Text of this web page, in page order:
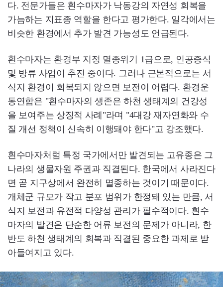
다. 전문가들은 흰수마자가 낙동강의 자연성 회복을
가늠하는 지표종 역할을 한다고 평가한다. 일각에서는
비슷한 환경에서 추가 발견 가능성도 언급된다.
흰수마자는 환경부 지정 멸종위기 1급으로, 인공증식
및 방류 사업이 추진 중이다. 그러나 근본적으로는 서
식지 환경이 회복되지 않으면 보전이 어렵다. 환경운
동연합은 "흰수마자의 생존은 하천 생태계의 건강성
을 보여주는 상징적 사례"라며 "4대강 재자연화와 수
질 개선 정책이 신속히 이행돼야 한다"고 강조했다.
흰수마자처럼 특정 국가에서만 발견되는 고유종은 그
나라의 생물자원 주권과 직결된다. 한국에서 사라진다
면 곧 지구상에서 완전히 멸종하는 것이기 때문이다.
개체군 규모가 작고 분포 범위가 한정돼 있는 만큼, 서
식지 보전과 유전적 다양성 관리가 필수적이다. 흰수
마자의 발견은 단순한 어류 보전의 문제가 아니라, 한
반도 하천 생태계의 회복과 직결된 중요한 과제로 받
아들여지고 있다.